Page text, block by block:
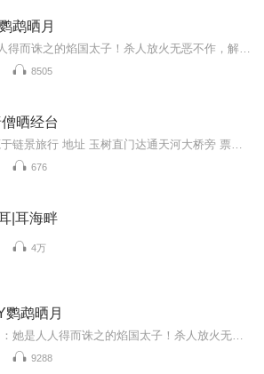
鹉晒月
8505
晒经台
676
|耳海畔
4万
鹦鹉晒月
9288